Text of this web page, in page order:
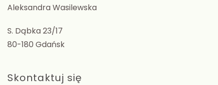
Aleksandra Wasilewska
S. Dąbka 23/17
80-180 Gdańsk
Skontaktuj się